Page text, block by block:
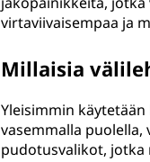
virtaviivaisempaa ja
Millaisia
Yleisimmin
vasemmalla puolella,
pudotusvalikot, jotka